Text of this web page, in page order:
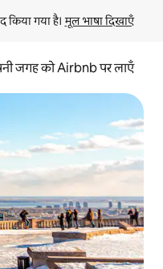
किया गया है। मूल भाषा दिखाएँ
जगह को Airbnb पर लाएँ